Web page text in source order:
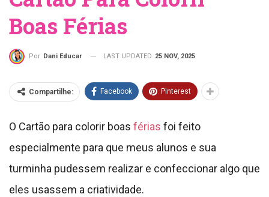
Boas Férias
Por Dani Educar LAST UPDATED 25 NOV, 2025
Compartilhe: Facebook Pinterest
O Cartão para colorir boas férias foi feito
especialmente para que meus alunos e sua
turminha pudessem realizar e confeccionar algo que
eles usassem a criatividade.